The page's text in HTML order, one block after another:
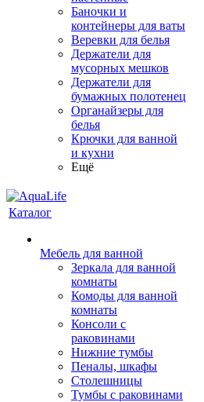
Баночки и
контейнеры для ваты
Веревки для белья
Держатели для
мусорных мешков
Держатели для
бумажных полотенец
Органайзеры для
белья
Крючки для ванной
и кухни
Ещё
Каталог
Мебель для ванной
Зеркала для ванной
комнаты
Комоды для ванной
комнаты
Консоли с
раковинами
Нижние тумбы
Пеналы, шкафы
Столешницы
Тумбы с раковинами